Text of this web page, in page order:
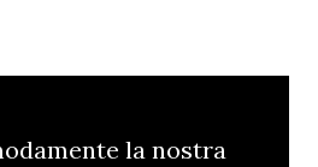
la nostra